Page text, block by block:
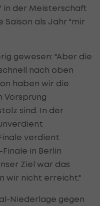
in der Meisterschaft
als Jahr "mir
gewesen: "Aber die
nach oben
haben wir die
Vorsprung
sind. In der
verdient
in Berlin
Ziel war das
wir nicht erreicht."
Niederlage gegen